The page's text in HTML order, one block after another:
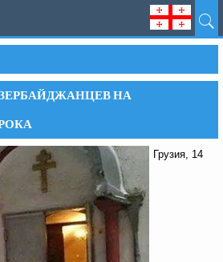
НА
Грузия, 14